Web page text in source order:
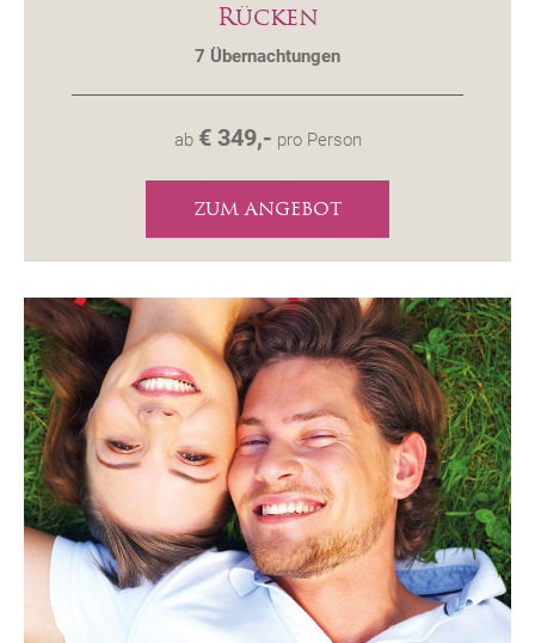
Rücken
7 Übernachtungen
ab € 349,- pro Person
ZUM ANGEBOT